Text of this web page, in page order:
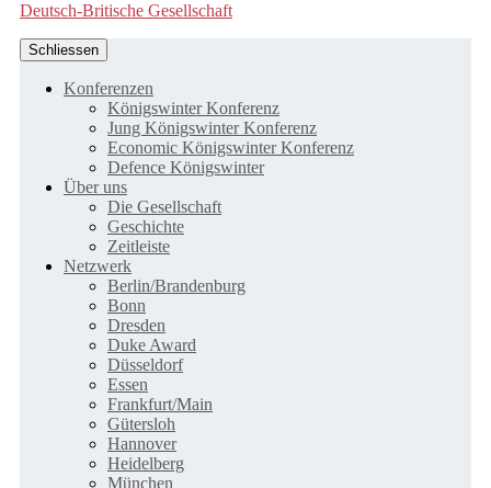
Deutsch-Britische Gesellschaft
Schliessen
Konferenzen
Königswinter Konferenz
Jung Königswinter Konferenz
Economic Königswinter Konferenz
Defence Königswinter
Über uns
Die Gesellschaft
Geschichte
Zeitleiste
Netzwerk
Berlin/Brandenburg
Bonn
Dresden
Duke Award
Düsseldorf
Essen
Frankfurt/Main
Gütersloh
Hannover
Heidelberg
München